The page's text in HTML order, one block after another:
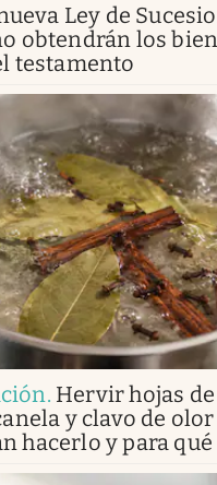
Ley de
obtendrán los
testamento
. Hervir hojas
y clavo de
hacerlo y para